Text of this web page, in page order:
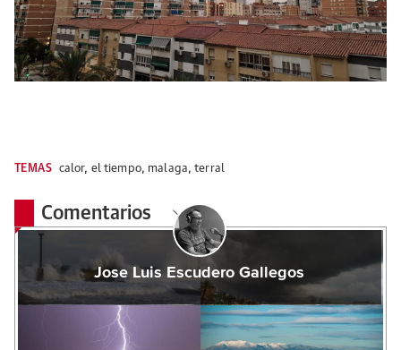
TEMAS calor, el tiempo, malaga,terral
Comentarios
Jose Luis Escudero Gallegos